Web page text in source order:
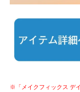
※「メイクフィックス デ